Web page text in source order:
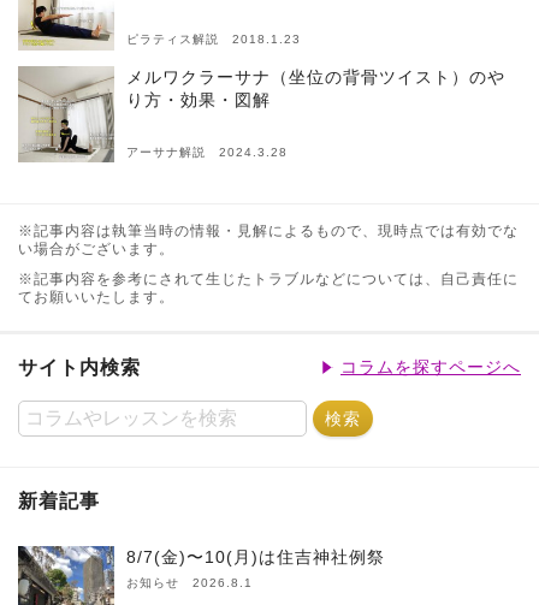
ピラティス解説 2018.1.23
メルワクラーサナ（坐位の背骨ツイスト）のや
り方・効果・図解
アーサナ解説 2024.3.28
※記事内容は執筆当時の情報・見解によるもので、現時点では有効でな
い場合がございます。
※記事内容を参考にされて生じたトラブルなどについては、自己責任に
てお願いいたします。
サイト内検索 コラムを探すページへ
新着記事
8/7(金)〜10(月)は住吉神社例祭
お知らせ 2026.8.1